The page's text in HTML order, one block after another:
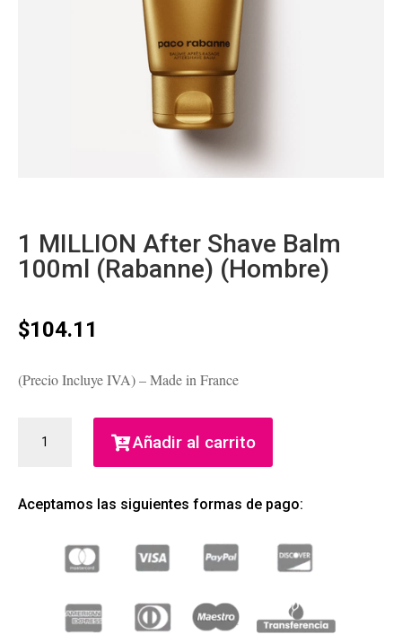
1 MILLION After Shave Balm
100ml (Rabanne) (Hombre)
$104.11
(Precio Incluye IVA) – Made in France
MILLION
BALM
(RABANNE)
(HOMBRE)
Añadir al carrito
Aceptamos las siguientes formas de pago: